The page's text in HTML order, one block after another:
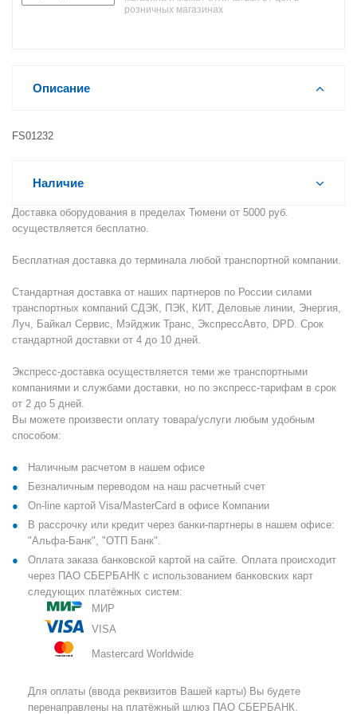
розничных магазинах
Описание
FS01232
Наличие
Доставка оборудования в пределах Тюмени от 5000 руб.
осуществляется бесплатно.
Бесплатная доставка до терминала любой транспортной компании.
Стандартная доставка от наших партнеров по России силами
транспортных компаний СДЭК, ПЭК, КИТ, Деловые линии, Энергия,
Луч, Байкал Сервис, Мэйджик Транс, ЭкспрессАвто, DPD. Срок
стандартной доставки от 4 до 10 дней.
Экспресс-доставка осуществляется теми же транспортными
компаниями и службами доставки, но по экспресс-тарифам в срок
от 2 до 5 дней.
Вы можете произвести оплату товара/услуги любым удобным
способом:
Наличным расчетом в нашем офисе
Безналичным переводом на наш расчетный счет
On-line картой Visa/MasterCard в офисе Компании
В рассрочку или кредит через банки-партнеры в нашем офисе:
"Альфа-Банк", "ОТП Банк".
Оплата заказа банковской картой на сайте. Оплата происходит
через ПАО СБЕРБАНК с использованием банковских карт
следующих платёжных систем:
МИР
VISA
Mastercard Worldwide
Для оплаты (ввода реквизитов Вашей карты) Вы будете
перенаправлены на платёжный шлюз ПАО СБЕРБАНК.